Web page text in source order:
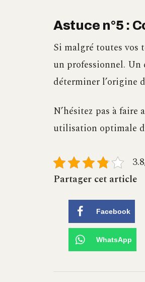
Astuce n°5 :
Si malgré toutes
un professionnel.
déterminer l’origine
N’hésitez pas à
utilisation optimale
Partager cet article
Facebook
WhatsApp